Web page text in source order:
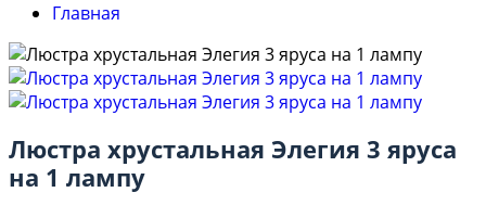
Главная
Люстра хрустальная Элегия 3 яруса
на 1 лампу